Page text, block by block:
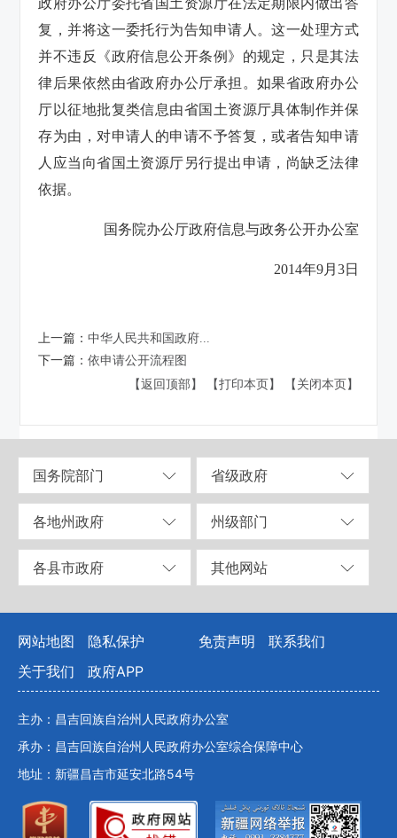
复，并将这一委托行为告知申请人。这一处理方式
并不违反《政府信息公开条例》的规定，只是其法
律后果依然由省政府办公厅承担。如果省政府办公
厅以征地批复类信息由省国土资源厅具体制作并保
存为由，对申请人的申请不予答复，或者告知申请
人应当向省国土资源厅另行提出申请，尚缺乏法律
依据。
国务院办公厅政府信息与政务公开办公室
2014年9月3日
上一篇：中华人民共和国政府...
下一篇：依申请公开流程图
【返回顶部】
【打印本页】 【关闭本页】
国务院部门 省级政府
各地州政府 州级部门
各县市政府 其他网站
网站地图 隐私保护 免责声明
联系我们
关于我们
政府APP
主办：昌吉回族自治州人民政府办公室
承办：昌吉回族自治州人民政府办公室综合保障中心
地址：新疆昌吉市延安北路54号